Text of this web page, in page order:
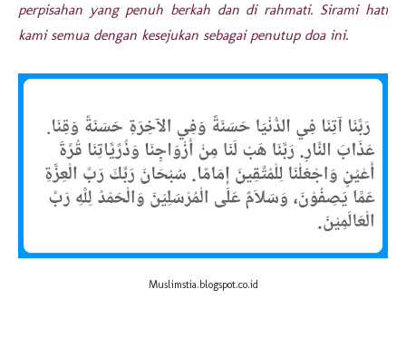
perpisahan yang penuh berkah dan di rahmati. Sirami hati
kami semua dengan kesejukan sebagai penutup doa ini.
Muslimstia.blogspot.co.id